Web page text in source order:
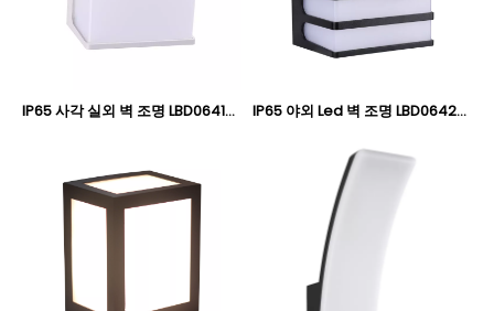
IP65 사각 실외 벽 조명 LBD0641-8旧 IP65 야외 Led 벽 조명 LBD0642-8